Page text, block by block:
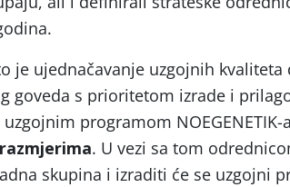
je ujednačavanje uzgojnih
goveda s prioritetom izrade i
uzgojnim programom NOEGENETIK-
. U vezi sa tom
skupina i izraditi će se uzgojni